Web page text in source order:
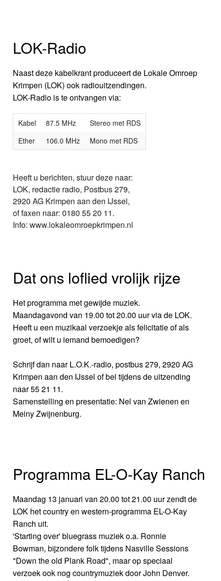
LOK-Radio
Naast deze kabelkrant produceert de Lokale Omroep
Krimpen (LOK) ook radiouitzendingen.
LOK-Radio is te ontvangen via:
Kabel 87.5 MHz
Stereo met RDS
Ether
106.0 MHz Mono met RDS
Heeft u berichten, stuur deze naar:
LOK, redactie radio, Postbus 279,
2920 AG Krimpen aan den IJssel,
of faxen naar: 0180 55 20 11.
Info: www.lokaleomroepkrimpen.nl
Dat ons loflied vrolijk rijze
Het programma met gewijde muziek.
Maandagavond van 19.00 tot 20.00 uur via de LOK.
Heeft u een muzikaal verzoekje als felicitatie of als
groet, of wilt u iemand bemoedigen?
Schrijf dan naar L.O.K.-radio, postbus 279, 2920 AG
Krimpen aan den IJssel of bel tijdens de uitzending
naar 55 21 11.
Samenstelling en presentatie: Nel van Zwienen en
Meiny Zwijnenburg.
Programma EL-O-Kay Ranch
Maandag 13 januari van 20.00 tot 21.00 uur zendt de
LOK het country en western-programma EL-O-Kay
Ranch uit.
'Starting over' bluegrass muziek o.a. Ronnie
Bowman, bijzondere folk tijdens Nasville Sessions
"Down the old Plank Road", maar op speciaal
verzoek ook nog countrymuziek door John Denver.